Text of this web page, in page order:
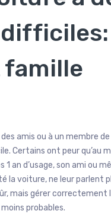
famille
amis ou à un membre
Certains ont peur qu’au
1 an d’usage, son ami ou
la voiture, ne leur parlent
mais gérer correctement
probables.